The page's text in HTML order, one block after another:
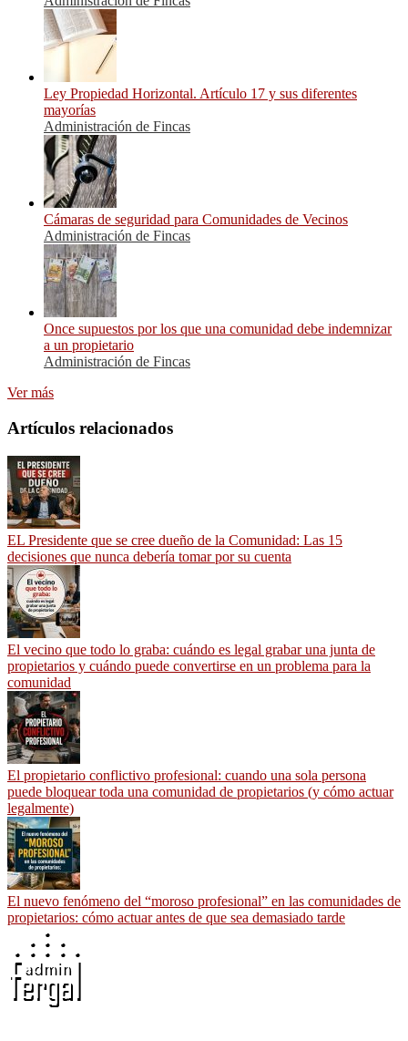
Ley Propiedad Horizontal. Artículo 17 y sus diferentes
mayorías
Administración de Fincas
Cámaras de seguridad para Comunidades de Vecinos
Administración de Fincas
Once supuestos por los que una comunidad debe indemnizar
a un propietario
Administración de Fincas
Ver más
Artículos relacionados
EL Presidente que se cree dueño de la Comunidad: Las 15
decisiones que nunca debería tomar por su cuenta
El vecino que todo lo graba: cuándo es legal grabar una junta de
propietarios y cuándo puede convertirse en un problema para la
comunidad
El propietario conflictivo profesional: cuando una sola persona
puede bloquear toda una comunidad de propietarios (y cómo actuar
legalmente)
El nuevo fenómeno del “moroso profesional” en las comunidades de
propietarios: cómo actuar antes de que sea demasiado tarde